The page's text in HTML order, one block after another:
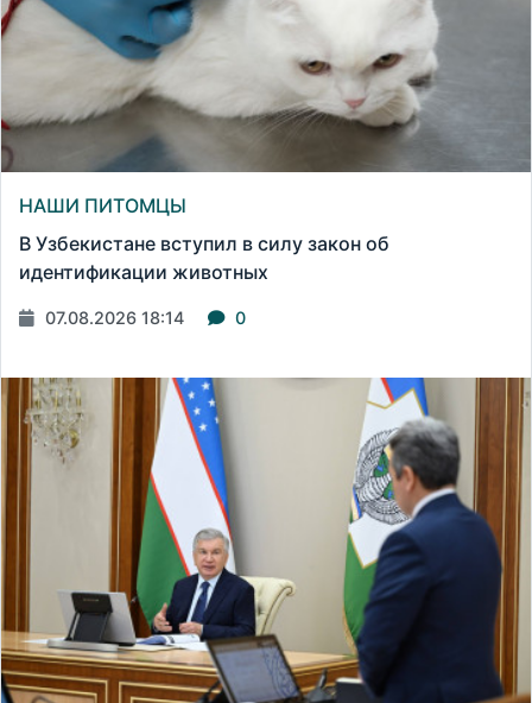
НАШИ ПИТОМЦЫ
В Узбекистане вступил в силу закон об
идентификации животных
07.08.2026 18:14 0